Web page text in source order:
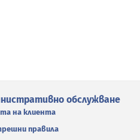
обслужване
на клиента
правила